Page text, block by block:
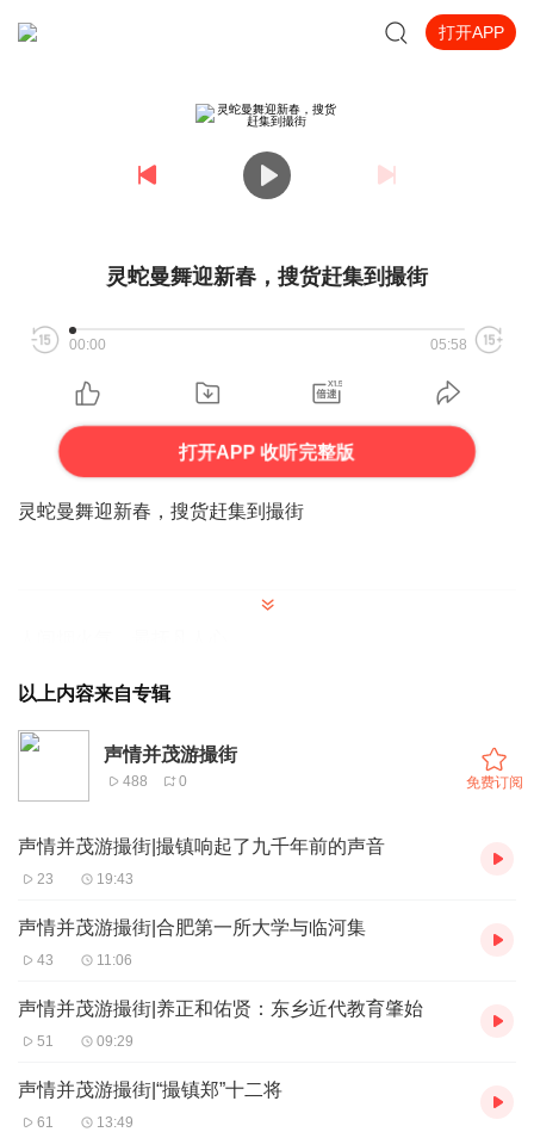
打开APP
灵蛇曼舞迎新春，搜货赶集到撮街
00:00 05:58
打开APP 收听完整版
灵蛇曼舞迎新春，搜货赶集到撮街
也干扰不了肥东人想过年的心情
大街小巷
年味儿越来越浓郁了
你记忆中的年味儿是什么样的？
想必很多人都有同一个答案
逛完“搜货计”嘉年华的大集
才算是过年
年味儿就是美味儿
灵蛇曼舞迎新春，搜货赶集到东城。1月10日上午，肥东第
九届“搜货计”嘉年华暨新春年货大集活动在撮街举行，包公
故里又一次燃起“逛东城、赶大集、赏民俗、打年货”的激
以上内容来自专辑
声情并茂游撮街
488 0 免费订阅
声情并茂游撮街|撮镇响起了九千年前的声音
23 19:43
声情并茂游撮街|合肥第一所大学与临河集
43 11:06
声情并茂游撮街|养正和佑贤：东乡近代教育肇始
51 09:29
声情并茂游撮街|“撮镇郑”十二将
61 13:49